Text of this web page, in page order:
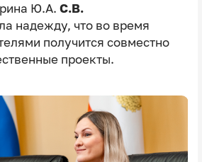
Ю.А. С.В.
надежду, что во время
получится совместно
проекты.